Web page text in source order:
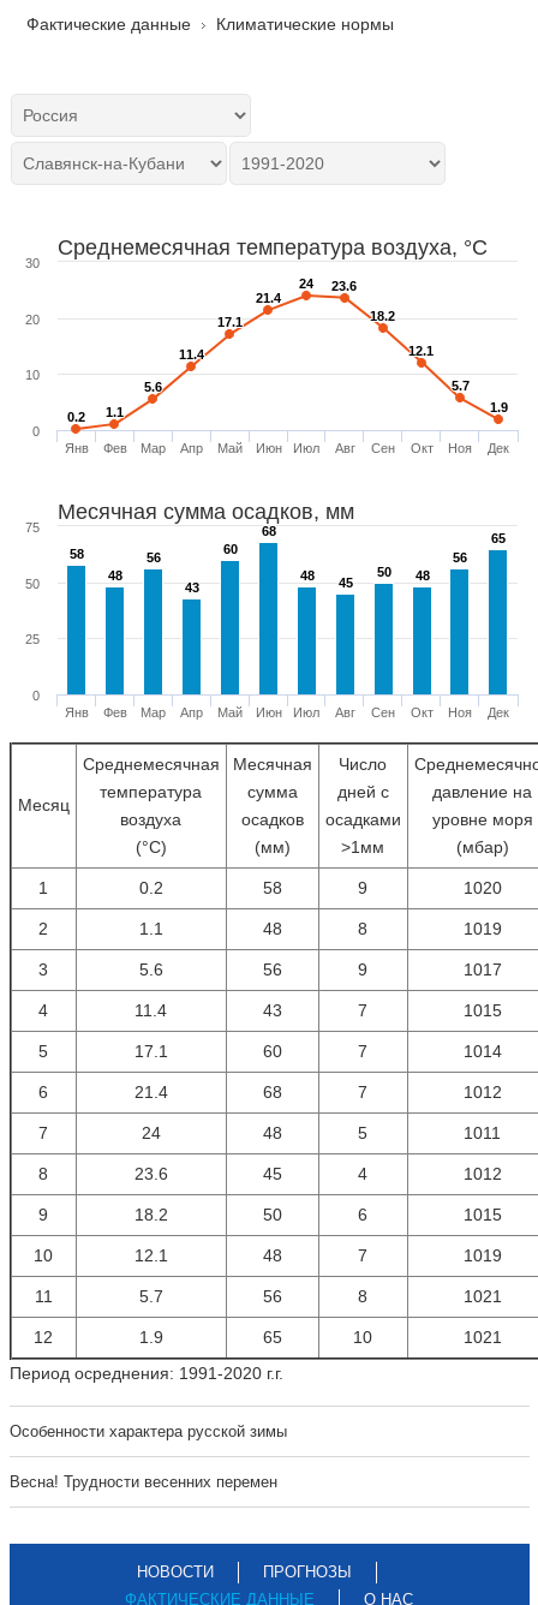
Фактические данные Климатические нормы
Среднемесячная температура воздуха, °C
0.2
0.2 1.1
1.1
5.6
5.6
11.4
11.4
17.1
17.1
21.4
21.4
24
24 23.6
23.6
18.2
18.2
12.1
12.1
5.7
5.7
1.9
1.9
Янв Фев Мар Апр Май Июн Июл Авг Сен Окт Ноя Дек
0
10
20
30
Месячная сумма осадков, мм
58
58
48
48
56
56
43
43
60
60
68
68
48
48 45
45
50
50 48
48
56
56
65
65
Янв Фев Мар Апр Май Июн Июл Авг Сен Окт Ноя Дек
0
25
50
75
Месяц
Среднемесячная
температура
воздуха
(°С)
Месячная
сумма
осадков
(мм)
Число
дней с
осадками
>1мм
давление на
уровне моря
(мбар)
1 0.2 58 9 1020
2 1.1 48 8 1019
3 5.6 56 9 1017
4 11.4 43 7 1015
5 17.1 60 7 1014
6 21.4 68 7 1012
7 24 48 5 1011
8 23.6 45 4 1012
9 18.2 50 6 1015
10 12.1 48 7 1019
11 5.7 56 8 1021
12 1.9 65 10
1021
Период осреднения: 1991-2020 г.г.
Особенности характера русской зимы
Весна! Трудности весенних перемен
НОВОСТИ
ПРОГНОЗЫ
ФАКТИЧЕСКИЕ ДАННЫЕ
О НАС